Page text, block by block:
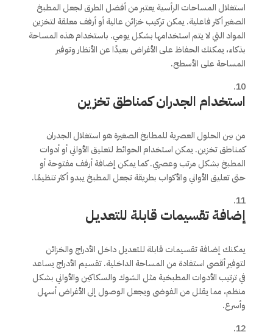
استغلال المساحات الرأسية يعتبر من أفضل الطرق لجعل المطبخ
الصغير أكثر فاعلية. يمكن تركيب خزائن عالية أو أرفف معلقة لتخزين
المواد التي لا يتم استخدامها بشكل يومي. باستخدام هذه المساحة
بذكاء، يمكنك الحفاظ على الأغراض بعيدًا عن الأنظار وتوفير
المساحة على الأسطح.
استخدام الجدران كمناطق تخزين
من بين الحلول العصرية للمطابخ الصغيرة هو استغلال الجدران
كمناطق تخزين. يمكن استخدام الحوائط لتعليق الأواني أو أدوات
المطبخ بشكل مرتب وعصري. كما يمكن إضافة أرفف مفتوحة أو
حتى تعليق الأواني والأكواب بطريقة تجعل المطبخ يبدو أكثر تنظيمًا.
إضافة تقسيمات قابلة للتعديل
يمكنك إضافة تقسيمات قابلة للتعديل داخل الأدراج والخزائن
لتوفير أقصى استفادة من المساحة الداخلية. تقسيم الأدراج يساعد
في ترتيب الأدوات المطبخية مثل الشوك والسكاكين والأواني بشكل
منظم، مما يقلل من الفوضى ويجعل الوصول إلى الأغراض أسهل
وأسرع.